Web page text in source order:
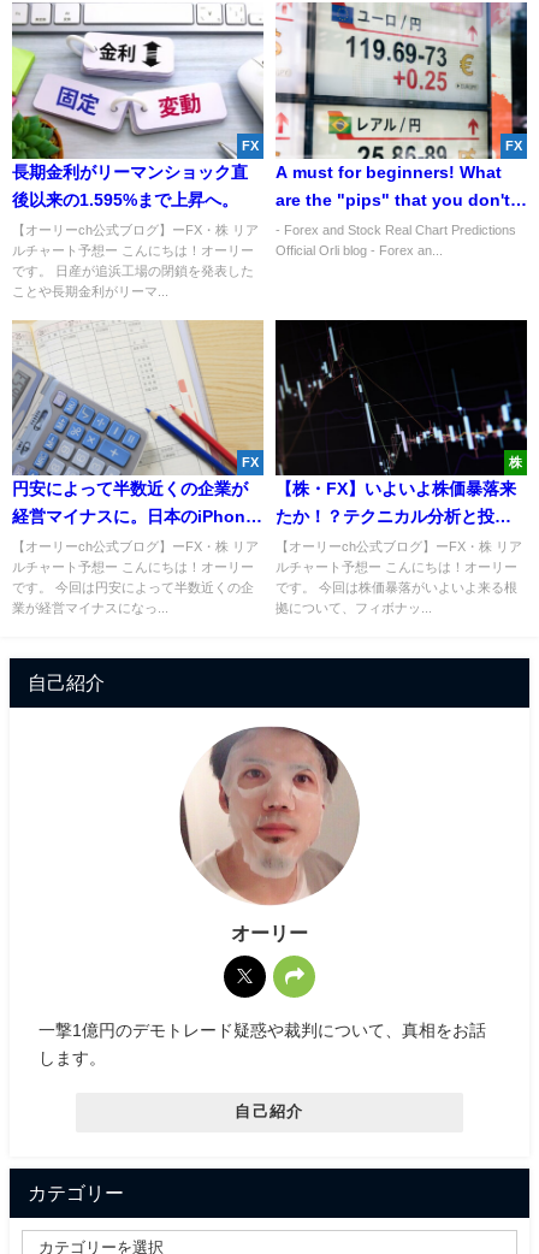
FX
長期金利がリーマンショック直
後以来の1.595%まで上昇へ。
【オーリーch公式ブログ】ーFX・株 リア
ルチャート予想ー こんにちは！オーリー
です。 日産が追浜工場の閉鎖を発表した
ことや長期金利がリーマ...
FX
A must for beginners! What
are the "pips" that you don't
want to hear about now?
- Forex and Stock Real Chart Predictions
Official Orli blog - Forex an...
FX
円安によって半数近くの企業が
経営マイナスに。日本のiPhone
販売価格が世界最安か。
【オーリーch公式ブログ】ーFX・株 リア
ルチャート予想ー こんにちは！オーリー
です。 今回は円安によって半数近くの企
業が経営マイナスになっ...
株
【株・FX】いよいよ株価暴落来
たか！？テクニカル分析と投機
筋チャートから解説！
【オーリーch公式ブログ】ーFX・株 リア
ルチャート予想ー こんにちは！オーリー
です。 今回は株価暴落がいよいよ来る根
拠について、フィボナッ...
自己紹介
オーリー
一撃1億円のデモトレード疑惑や裁判について、真相をお話
します。
自己紹介
カテゴリー